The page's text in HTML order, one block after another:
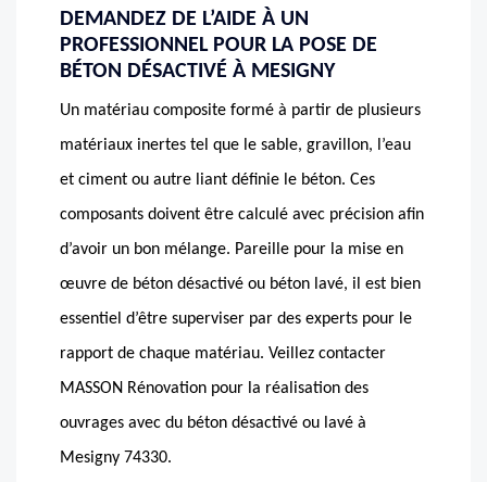
DEMANDEZ DE L’AIDE À UN
PROFESSIONNEL POUR LA POSE DE
BÉTON DÉSACTIVÉ À MESIGNY
Un matériau composite formé à partir de plusieurs
matériaux inertes tel que le sable, gravillon, l’eau
et ciment ou autre liant définie le béton. Ces
composants doivent être calculé avec précision afin
d’avoir un bon mélange. Pareille pour la mise en
œuvre de béton désactivé ou béton lavé, il est bien
essentiel d’être superviser par des experts pour le
rapport de chaque matériau. Veillez contacter
MASSON Rénovation pour la réalisation des
ouvrages avec du béton désactivé ou lavé à
Mesigny 74330.